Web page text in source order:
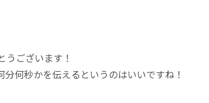
うございます！
分何秒かを伝えるというのはいいですね！